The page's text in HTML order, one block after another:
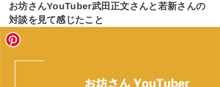
お坊さんYouTuber武田正文さんと若新さんの
対談を見て感じたこと